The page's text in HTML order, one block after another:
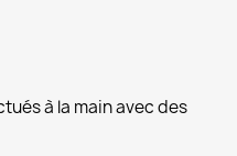
à la main avec des